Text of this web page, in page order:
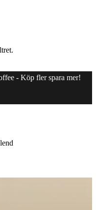
- Köp fler spara mer!